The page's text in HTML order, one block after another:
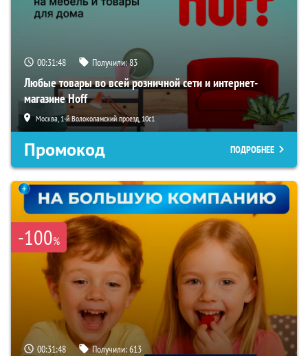
00:31:46 Получили:83
Любые товары во всей розничной сети и интернет-
магазине Hoff
Москва, 1-й Волоколамский проезд, 10с1
Промокод ПОДРОБНЕЕ
-100%
00:31:46 Получили:613